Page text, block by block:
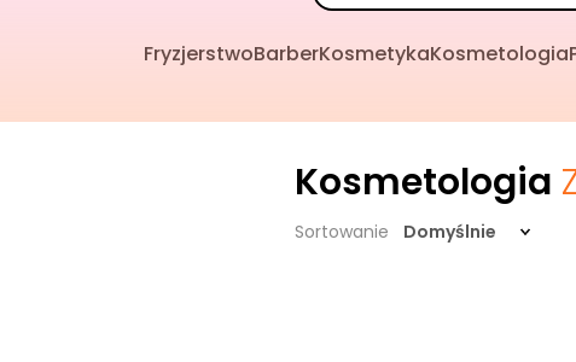
FryzjerstwoBarberKosmetykaKosmetologia
Kosmetologia
Sortowanie Domyślnie